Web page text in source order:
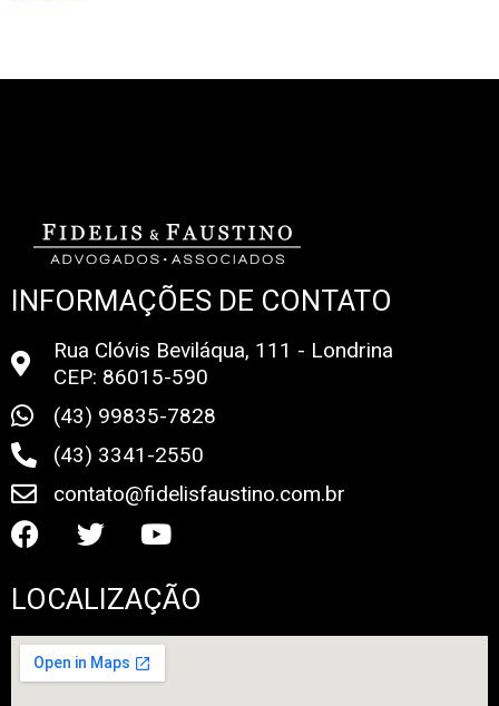
INFORMAÇÕES DE CONTATO
Rua Clóvis Beviláqua, 111 - Londrina
CEP: 86015-590
(43) 99835-7828
(43) 3341-2550
contato@fidelisfaustino.com.br
LOCALIZAÇÃO